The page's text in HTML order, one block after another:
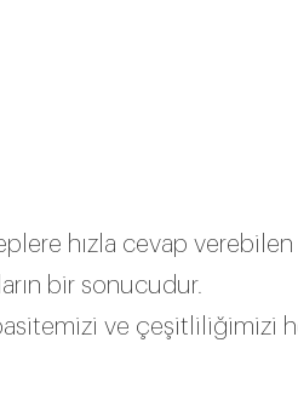
hızla cevap verebilen
bir sonucudur.
ve çeşitliliğimizi